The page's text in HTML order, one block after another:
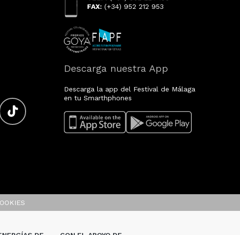
FAX:(+34) 952 212 953
Descarga nuestra App
Descarga la app del Festival de Málaga
en tu Smarthphones